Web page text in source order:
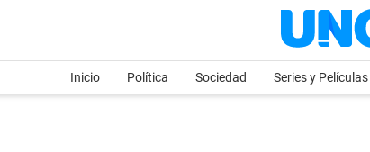
Inicio Política Sociedad Series y Películas